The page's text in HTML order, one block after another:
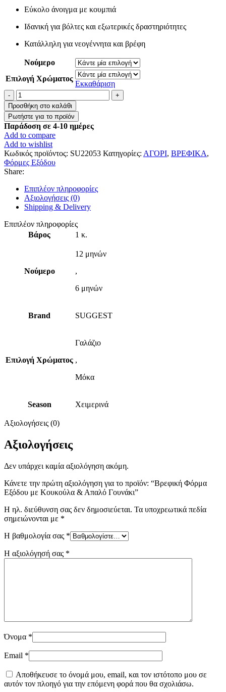
Εύκολο άνοιγμα με κουμπιά
Ιδανική για βόλτες και εξωτερικές δραστηριότητες
Κατάλληλη για νεογέννητα και βρέφη
Νούμερο
Επιλογή Χρώματος
Εκκαθάριση
Βρεφική
Φόρμα
Εξόδου
με
Κουκούλα
&
Απαλό
Γουνάκι
ποσότητα
Προσθήκη στο καλάθι
Παράδοση σε 4-10 ημέρες
Add to compare
Add to wishlist
Κωδικός προϊόντος: SU22053 Κατηγορίες: ΑΓΟΡΙ, ΒΡΕΦΙΚΑ,
Φόρμες Εξόδου
Share:
Επιπλέον πληροφορίες
Αξιολογήσεις (0)
Shipping & Delivery
Επιπλέον πληροφορίες
Βάρος
1 κ.
Νούμερο
12 μηνών
,
6 μηνών
Brand SUGGEST
Επιλογή Χρώματος
Γαλάζιο
,
Μόκα
Season Χειμερινά
Αξιολογήσεις (0)
Αξιολογήσεις
Δεν υπάρχει καμία αξιολόγηση ακόμη.
Κάνετε την πρώτη αξιολόγηση για το προϊόν: “Βρεφική Φόρμα
Εξόδου με Κουκούλα & Απαλό Γουνάκι”
Η ηλ. διεύθυνση σας δεν δημοσιεύεται. Τα υποχρεωτικά πεδία
σημειώνονται με *
Η βαθμολογία σας *
Η αξιολόγησή σας *
Όνομα *
Email *
Αποθήκευσε το όνομά μου, email, και τον ιστότοπο μου σε
αυτόν τον πλοηγό για την επόμενη φορά που θα σχολιάσω.